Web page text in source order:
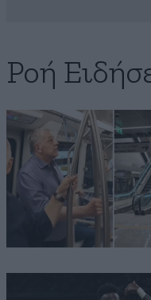
Ροή